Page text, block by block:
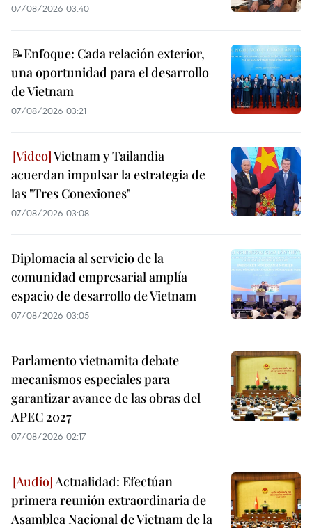
07/08/2026 03:40
📝Enfoque: Cada relación exterior,
una oportunidad para el desarrollo
de Vietnam
07/08/2026 03:21
Vietnam y Tailandia
acuerdan impulsar la estrategia de
las "Tres Conexiones"
07/08/2026 03:08
Diplomacia al servicio de la
comunidad empresarial amplía
espacio de desarrollo de Vietnam
07/08/2026 03:05
Parlamento vietnamita debate
mecanismos especiales para
garantizar avance de las obras del
APEC 2027
07/08/2026 02:17
Actualidad: Efectúan
primera reunión extraordinaria de
Asamblea Nacional de Vietnam de la